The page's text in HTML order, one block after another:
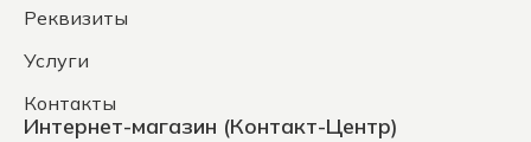
Реквизиты
Услуги
Контакты
Интернет-магазин (Контакт-Центр)